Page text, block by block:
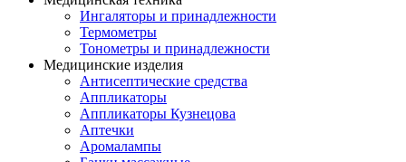
Ингаляторы и принадлежности
Термометры
Тонометры и принадлежности
Медицинские изделия
Антисептические средства
Аппликаторы
Аппликаторы Кузнецова
Аптечки
Аромалампы